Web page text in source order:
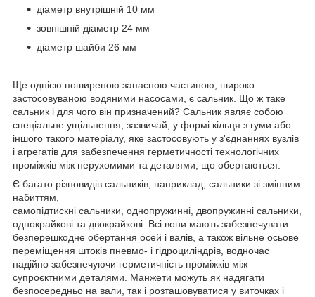
діаметр внутрішній 10 мм
зовнішній діаметр 24 мм
діаметр шайби 26 мм
Ще однією поширеною запасною частиною, широко
застосовуваною водяними насосами, є сальник. Що ж таке
сальник і для чого він призначений? Сальник являє собою
спеціальне ущільнення, зазвичай, у формі кільця з гуми або
іншого такого матеріалу, яке застосовують у з'єднаннях вузлів
і агрегатів для забезпечення герметичності технологічних
проміжків між нерухомими та деталями, що обертаються.
Є багато різновидів сальників, наприклад, сальники зі змінним
набиттям,
самопідтискні сальники, однопружинні, двопружинні сальники,
однокрайкові та двокрайкові. Всі вони мають забезпечувати
безперешкодне обертання осей і валів, а також вільне осьове
переміщення штоків пневмо- і гідроциліндрів, водночас
надійно забезпечуючи герметичність проміжків між
супроєктними деталями. Манжети можуть як надягати
безпосередньо на вали, так і розташовуватися у виточках і